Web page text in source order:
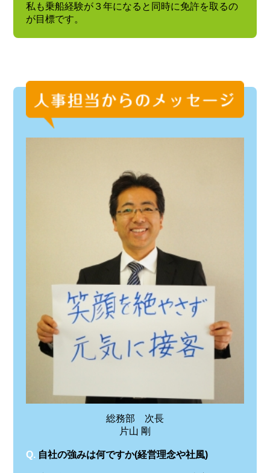
私も乗船経験が３年になると同時に免許を取るの
が目標です。
総務部 次長
片山 剛
Q. 自社の強みは何ですか(経営理念や社風)